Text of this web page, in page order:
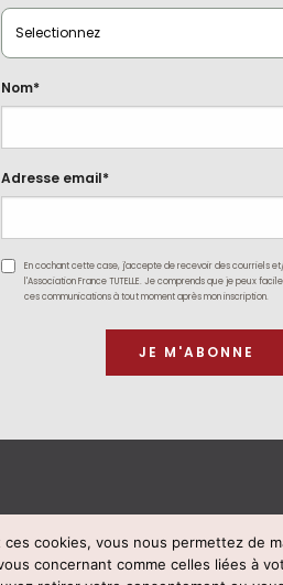
Nom*
Adresse email*
En cochant cette case, j'accepte de recevoir des courriels
l'Association France TUTELLE. Je comprends que je peux
ces communications à tout moment après mon inscription.
cookies, vous nous permettez de
concernant comme celles liées à